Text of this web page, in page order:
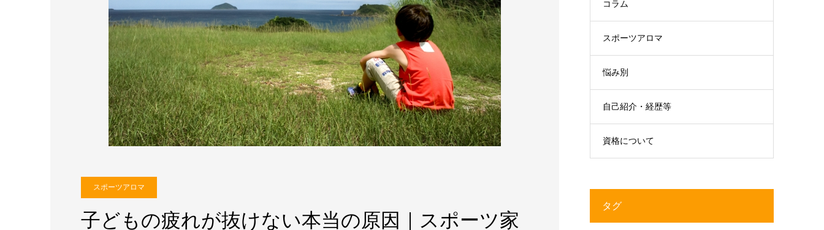
スポーツアロマ
子どもの疲れが抜けない本当の原因｜スポーツ家
コラム
スポーツアロマ
悩み別
自己紹介・経歴等
資格について
タグ